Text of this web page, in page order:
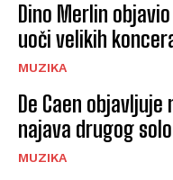
Dino Merlin
uoči velikih
MUZIKA
De Caen
najava drugog
MUZIKA